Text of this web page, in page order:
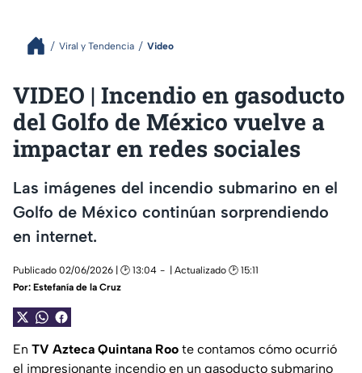
Viral y Tendencia Video
VIDEO | Incendio en gasoducto
del Golfo de México vuelve a
impactar en redes sociales
Las imágenes del incendio submarino en el
Golfo de México continúan sorprendiendo
en internet.
Publicado 02/06/2026 | 🕑 13:04
| Actualizado 🕑 15:11
Por: Estefanía de la Cruz
En TV Azteca Quintana Roo te contamos cómo ocurrió
el impresionante incendio en un gasoducto submarino